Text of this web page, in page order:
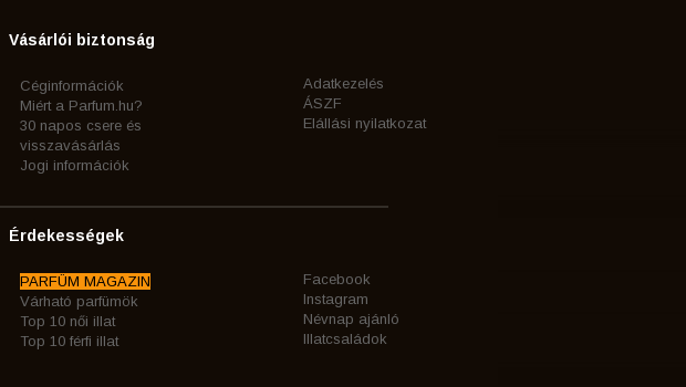
Vásárlói biztonság
Céginformációk
Miért a Parfum.hu?
30 napos csere és
visszavásárlás
Jogi információk
Adatkezelés
ÁSZF
Elállási nyilatkozat
Érdekességek
PARFÜM MAGAZIN
Várható parfümök
Top 10 női illat
Top 10 férfi illat
Facebook
Instagram
Névnap ajánló
Illatcsaládok